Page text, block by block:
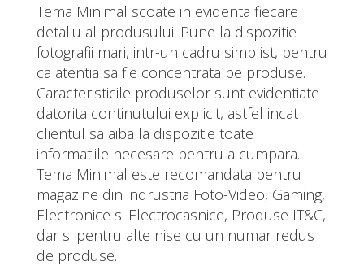
Tema Minimal scoate in evidenta fiecare
detaliu al produsului. Pune la dispozitie
fotografii mari, intr-un cadru simplist, pentru
ca atentia sa fie concentrata pe produse.
Caracteristicile produselor sunt evidentiate
datorita continutului explicit, astfel incat
clientul sa aiba la dispozitie toate
informatiile necesare pentru a cumpara.
Tema Minimal este recomandata pentru
magazine din indrustria Foto-Video, Gaming,
Electronice si Electrocasnice, Produse IT&C,
dar si pentru alte nise cu un numar redus
de produse.